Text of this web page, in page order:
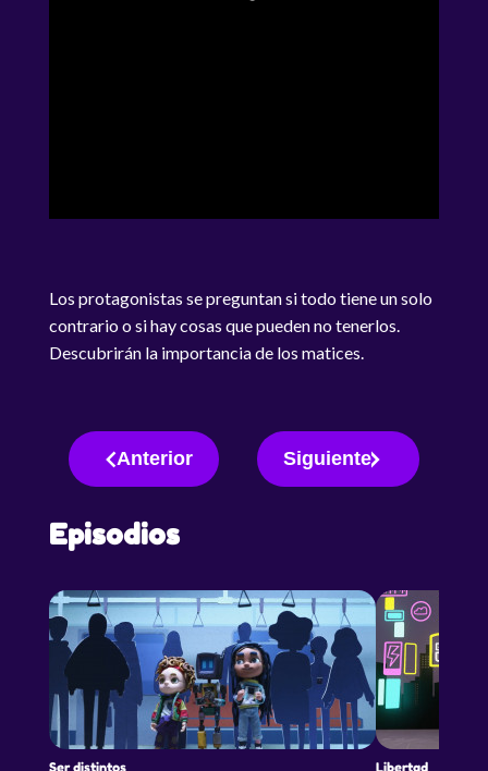
Los protagonistas se preguntan si todo tiene un solo
contrario o si hay cosas que pueden no tenerlos.
Descubrirán la importancia de los matices.
Anterior Siguiente
Episodios
Ser distintos Libertad